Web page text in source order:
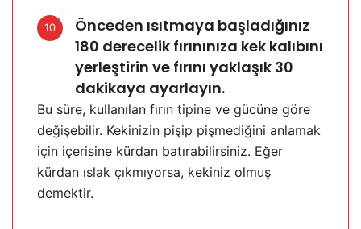
10
Önceden ısıtmaya başladığınız
180 derecelik fırınınıza kek kalıbını
yerleştirin ve fırını yaklaşık 30
dakikaya ayarlayın.
Bu süre, kullanılan fırın tipine ve gücüne göre
değişebilir. Kekinizin pişip pişmediğini anlamak
için içerisine kürdan batırabilirsiniz. Eğer
kürdan ıslak çıkmıyorsa, kekiniz olmuş
demektir.